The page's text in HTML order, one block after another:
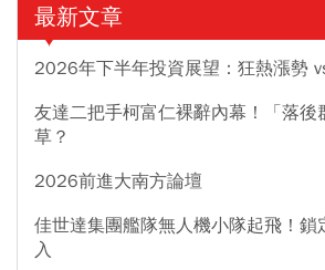
最新文章
2026年下半年投資展望：狂熱漲勢
友達二把手柯富仁裸辭內幕！「落後
草？
2026前進大南方論壇
佳世達集團艦隊無人機小隊起飛！鎖
入